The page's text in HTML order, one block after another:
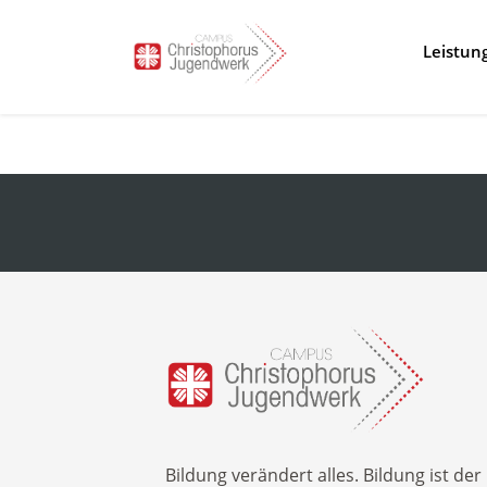
Bildung verändert alles. Bildung ist der